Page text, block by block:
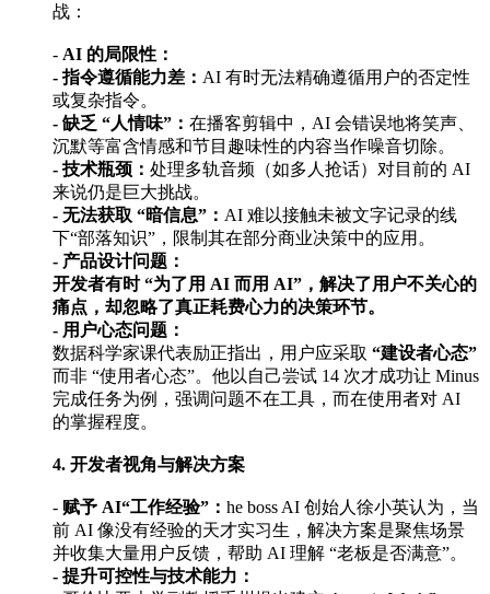
战：
- AI 的局限性：
- 指令遵循能力差： AI 有时无法精确遵循用户的否定性
或复杂指令。
- 缺乏 “人情味”： 在播客剪辑中，AI 会错误地将笑声、
沉默等富含情感和节目趣味性的内容当作噪音切除。
- 技术瓶颈： 处理多轨音频（如多人抢话）对目前的 AI
来说仍是巨大挑战。
- 无法获取 “暗信息”： AI 难以接触未被文字记录的线
下“部落知识”，限制其在部分商业决策中的应用。
- 产品设计问题：
开发者有时 “为了用 AI 而用 AI”，解决了用户不关心的
痛点，却忽略了真正耗费心力的决策环节。
- 用户心态问题：
数据科学家课代表励正指出，用户应采取 “建设者心态”
而非 “使用者心态”。他以自己尝试 14 次才成功让 Minus
完成任务为例，强调问题不在工具，而在使用者对 AI
的掌握程度。
4. 开发者视角与解决方案
- 赋予 AI“工作经验”： he boss AI 创始人徐小英认为，当
前 AI 像没有经验的天才实习生，解决方案是聚焦场景
并收集大量用户反馈，帮助 AI 理解 “老板是否满意”。
- 提升可控性与技术能力：